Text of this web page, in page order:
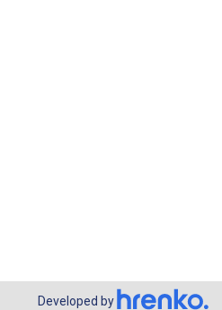
Developed by